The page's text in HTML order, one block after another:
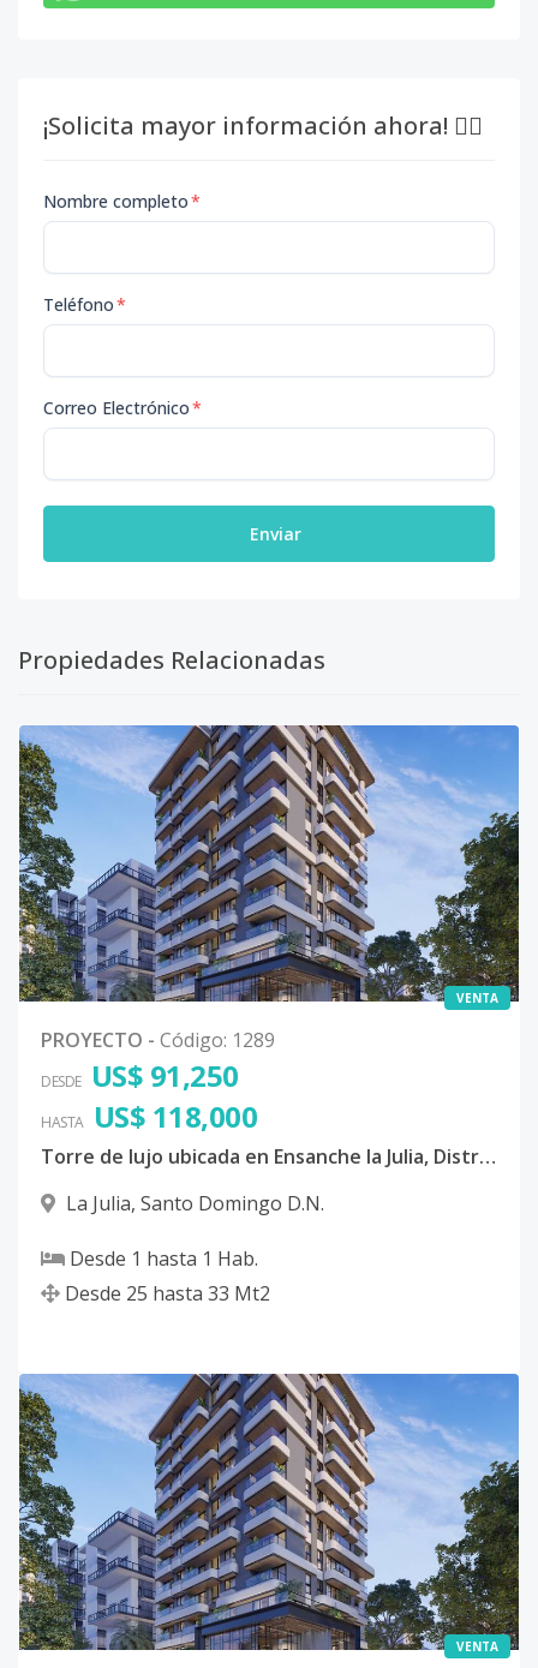
¡Solicita mayor información ahora! 👇🏽
Nombre completo*
Teléfono*
Correo Electrónico*
Enviar
Propiedades Relacionadas
VENTA
PROYECTO - Código: 1289
DESDE US$ 91,250
HASTA US$ 118,000
Torre de lujo ubicada en Ensanche la Julia, Distrito Nacional
La Julia, Santo Domingo D.N.
Desde 1 hasta 1 Hab.
Desde 25 hasta 33 Mt2
VENTA